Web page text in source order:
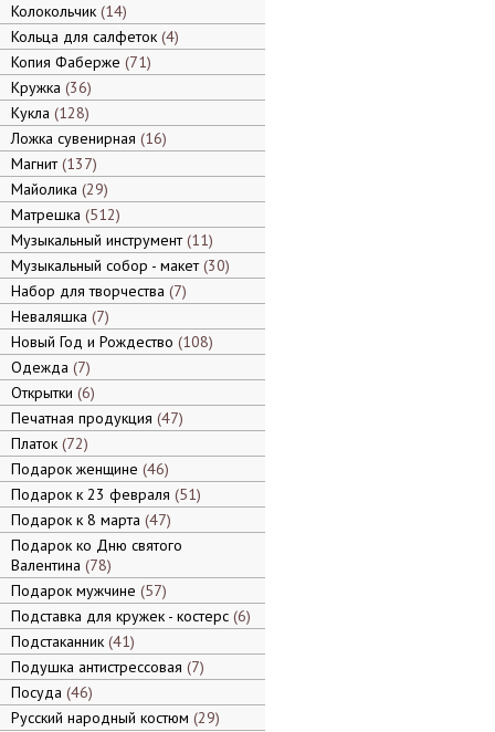
Колокольчик 14
Кольца для салфеток 4
Копия Фаберже 71
Кружка 36
Кукла 128
Ложка сувенирная 16
Магнит 137
Майолика 29
Матрешка 512
Музыкальный инструмент 11
Музыкальный собор - макет 30
Набор для творчества 7
Неваляшка 7
Новый Год и Рождество 108
Одежда 7
Открытки 6
Печатная продукция 47
Платок 72
Подарок женщине 46
Подарок к 23 февраля 51
Подарок к 8 марта 47
Подарок ко Дню святого
Валентина 78
Подарок мужчине 57
Подставка для кружек - костерс 6
Подстаканник 41
Подушка антистрессовая 7
Посуда 46
Русский народный костюм 29